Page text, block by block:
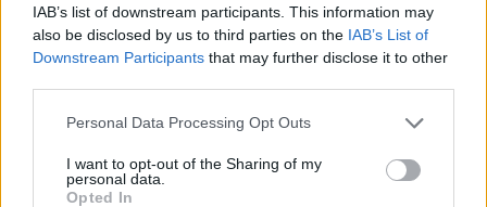
IAB’s list of downstream participants. This information may
also be disclosed by us to third parties on the IAB’s List of
Downstream Participants that may further disclose it to other
Personal Data Processing Opt Outs
I want to opt-out of the Sharing of my
personal data.
Opted In
Mercedes-AMG CLA 45
elektrik thyen rekordin e klasës
së tij në Nürburgring
Teleskopi më i fuqishëm diellor